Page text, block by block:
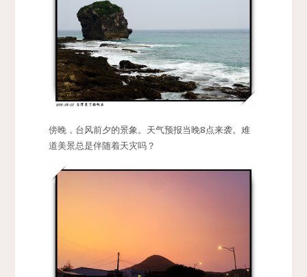
傍晚，台风前夕的景象。天气预报当晚8点来袭。难
道美景总是伴随着天灾吗？